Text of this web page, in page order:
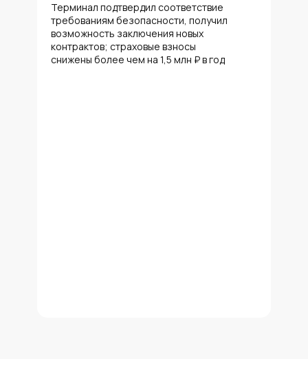
Терминал подтвердил соответствие
требованиям безопасности, получил
возможность заключения новых
контрактов; страховые взносы
снижены более чем на 1,5 млн ₽ в год